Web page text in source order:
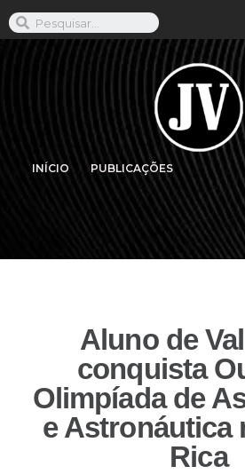
INÍCIO PUBLICAÇÕES
Aluno de
conquista
Olimpíada de
e Astronáutica
Rica